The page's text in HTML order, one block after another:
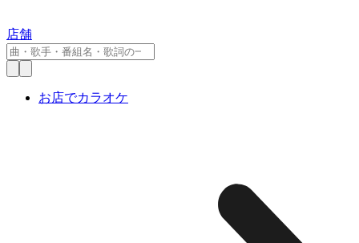
店舗
お店でカラオケ